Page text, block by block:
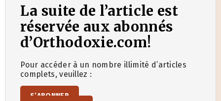
La suite de l’article est
réservée aux abonnés
d’Orthodoxie.com!
Pour accéder à un nombre illimité d’articles
complets, veuillez :
S’ABONNER